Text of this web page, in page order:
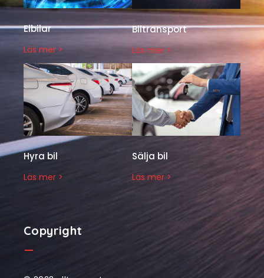
Elbilar
Läs mer >
Biltransport
Läs mer >
Hyra bil
Läs mer >
Sälja bil
Läs mer >
Copyright